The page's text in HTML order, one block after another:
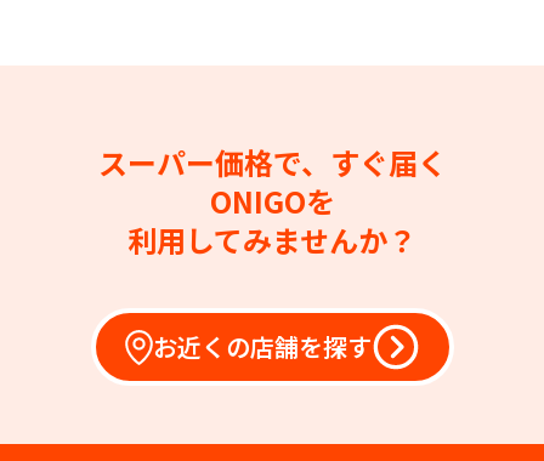
スーパー価格で、すぐ届く
ONIGOを
利用してみませんか？
お近くの店舗を探す